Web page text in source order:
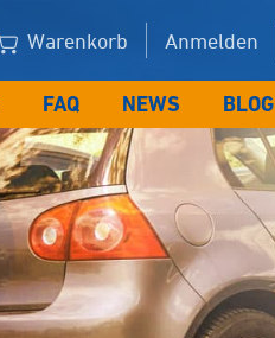
Warenkorb Anmelden
FAQ NEWS BLOG